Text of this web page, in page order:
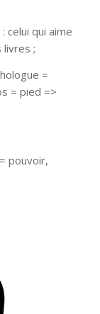
celui qui aime
livres ;
=
= pied =>
pouvoir,